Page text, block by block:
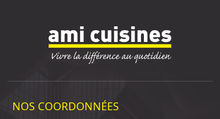
NOS COORDONNÉES